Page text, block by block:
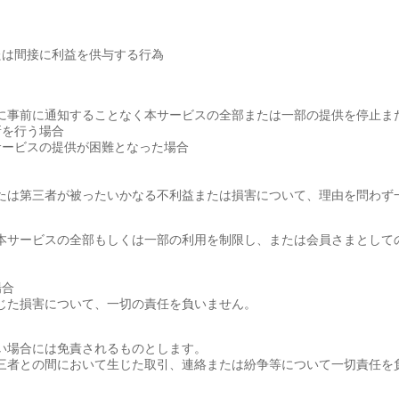
間接に利益を供与する行為
前に通知することなく本サービスの全部または一部の提供を停止
行う場合
ビスの提供が困難となった場合
第三者が被ったいかなる不利益または損害について、理由を問わ
ービスの全部もしくは一部の利用を制限し、または会員さまとし
損害について、一切の責任を負いません。
合には免責されるものとします。
との間において生じた取引、連絡または紛争等について一切責任を